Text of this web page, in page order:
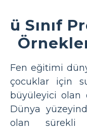
ü Sınıf
Fen eğitimi
çocuklar için
büyüleyici olan
Dünya
olan sürekli